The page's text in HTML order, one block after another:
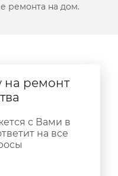
ремонта на дом.
на ремонт
с Вами в
на все